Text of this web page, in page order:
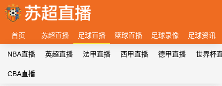
首页 苏超直播 足球直播 篮球直播 足球录像 足球资讯
NBA直播 英超直播 法甲直播 西甲直播 德甲直播 世界杯
CBA直播